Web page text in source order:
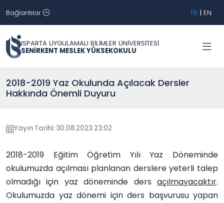
Bağlantılar TR | EN
ISPARTA UYGULAMALI BİLİMLER ÜNİVERSİTESİ
SENİRKENT MESLEK YÜKSEKOKULU
2018-2019 Yaz Okulunda Açılacak Dersler
Hakkında Önemli Duyuru
Yayın Tarihi: 30.08.2023 23:02
2018-2019 Eğitim Öğretim Yılı Yaz Döneminde
okulumuzda açılması planlanan derslere yeterli talep
olmadığı için yaz döneminde ders açılmayacaktır.
Okulumuzda yaz dönemi için ders başvurusu yapan